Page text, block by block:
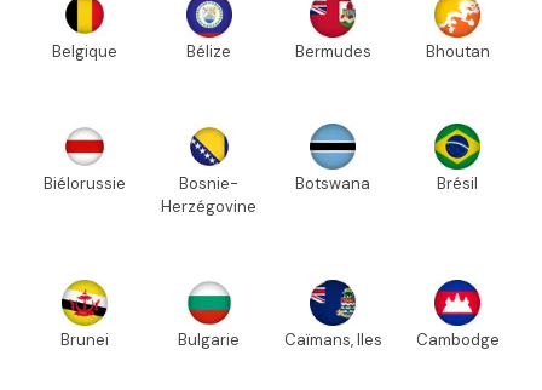
Belgique Bélize Bermudes Bhoutan
Biélorussie
Bosnie-
Herzégovine
Botswana Brésil
Brunei Bulgarie Caïmans, Iles Cambodge